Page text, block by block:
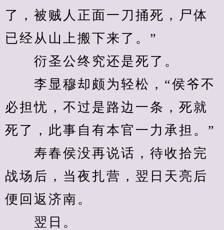
了，被贼人正面一刀捅死，尸体
已经从山上搬下来了。”
衍圣公终究还是死了。
李显穆却颇为轻松，“侯爷不
必担忧，不过是路边一条，死就
死了，此事自有本官一力承担。”
寿春侯没再说话，待收拾完
战场后，当夜扎营，翌日天亮后
便回返济南。
翌日。